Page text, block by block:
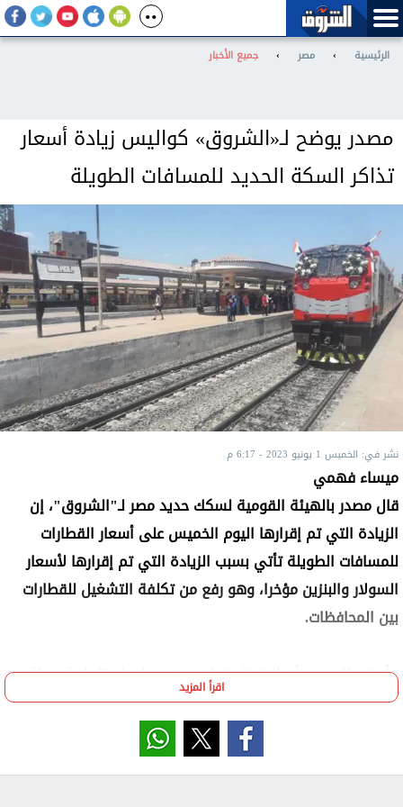
الرئيسية › مصر › جميع الأخبار
مصدر يوضح لـ«الشروق» كواليس زيادة أسعار
تذاكر السكة الحديد للمسافات الطويلة
نشر في: الخميس 1 يونيو 2023 - 6:17 م
ميساء فهمي
قال مصدر بالهيئة القومية لسكك حديد مصر لـ"الشروق"، إن
الزيادة التي تم إقرارها اليوم الخميس على أسعار القطارات
للمسافات الطويلة تأتي بسبب الزيادة التي تم إقرارها لأسعار
السولار والبنزين مؤخرا، وهو رفع من تكلفة التشغيل للقطارات
بين المحافظات.
وأضاف المصدر، أن الهيئة حاولت بحث مصادر استثمارية بديلة
لسد الفجوة التي حدثت مؤخرا بسبب زيادة الأسعار البترولية، لكن
زيادة الأسعار هي الأسرع والأضمن لتغطية تكاليف التشغيل،
لافتا إلى تحديث الإلكترونية للهيئة التي يمكن الحجز من خلالها
اقرأ المزيد